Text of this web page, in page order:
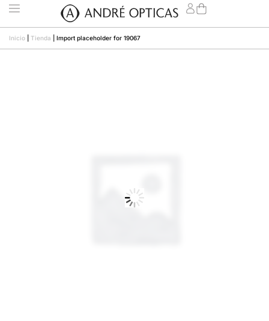
Inicio Tienda Import placeholder for 19067